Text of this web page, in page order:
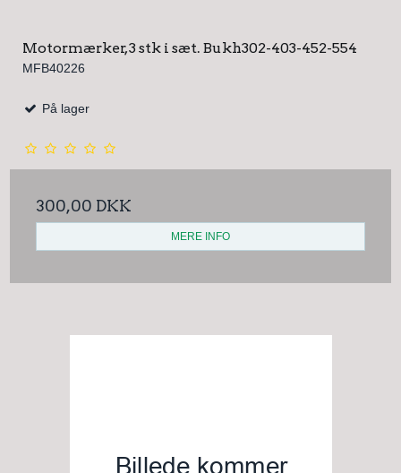
Motormærker, 3 stk i sæt. Bukh302-403-452-554
MFB40226
På lager
300,00 DKK
MERE INFO